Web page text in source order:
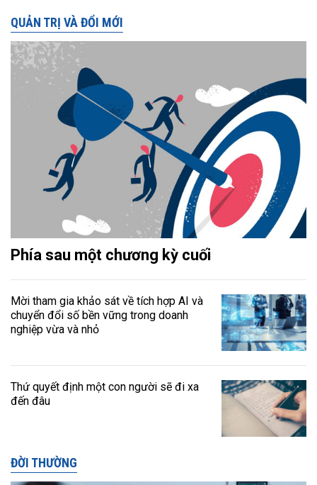
QUẢN TRỊ VÀ ĐỔI MỚI
Phía sau một chương kỳ cuối
Mời tham gia khảo sát về tích hợp AI và
chuyển đổi số bền vững trong doanh
nghiệp vừa và nhỏ
Thứ quyết định một con người sẽ đi xa
đến đâu
ĐỜI THƯỜNG